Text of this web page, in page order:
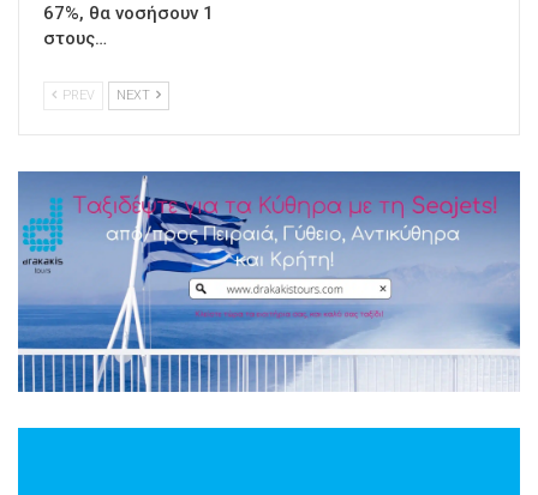
67%, θα νοσήσουν 1
στους…
PREV NEXT